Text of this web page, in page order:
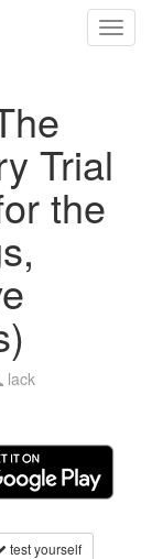
Trial
the
lack
test yourself